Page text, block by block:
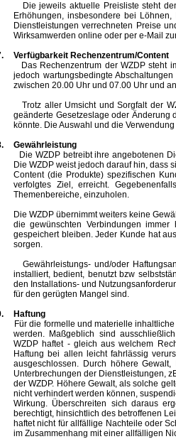
Die jeweils aktuelle Preisliste steht dem
Erhöhungen, insbesondere bei
Dienstleistungen verrechneten Preise
Wirksamwerden online oder per e-Mail
Verfügbarkeit Rechenzentrum/Content
Das Rechenzentrum der WZDP steht im
jedoch wartungsbedingte
zwischen 20.00 Uhr und 07.00 Uhr und
Trotz aller Umsicht und Sorgfalt der
geänderte Gesetzeslage oder Änderung
könnte. Die Auswahl und die
Gewährleistung
Die WZDP betreibt ihre angebotenen
Die WZDP weist jedoch darauf hin, dass
Content (die Produkte) spezifischen
verfolgtes Ziel, erreicht.
Themenbereiche, einzuholen.
Die WZDP übernimmt weiters keine
die gewünschten Verbindungen
gespeichert bleiben. Jeder Kunde hat
sorgen.
Gewährleistungs- und/oder
installiert, bedient, benutzt bzw
den Installations- und
für den gerügten Mangel sind.
Haftung
Für die formelle und materielle
werden. Maßgeblich sind
WZDP haftet - gleich aus welchem
Haftung bei allen leicht fahrlässig
ausgeschlossen. Durch höhere
Unterbrechungen der Dienstleistungen,
der WZDP. Höhere Gewalt, als solche
nicht verhindert werden können,
Wirkung. Überschreiten sich daraus
berechtigt, hinsichtlich des betroffenen
haftet nicht für allfällige Nachteile oder
im Zusammenhang mit einer allfälligen